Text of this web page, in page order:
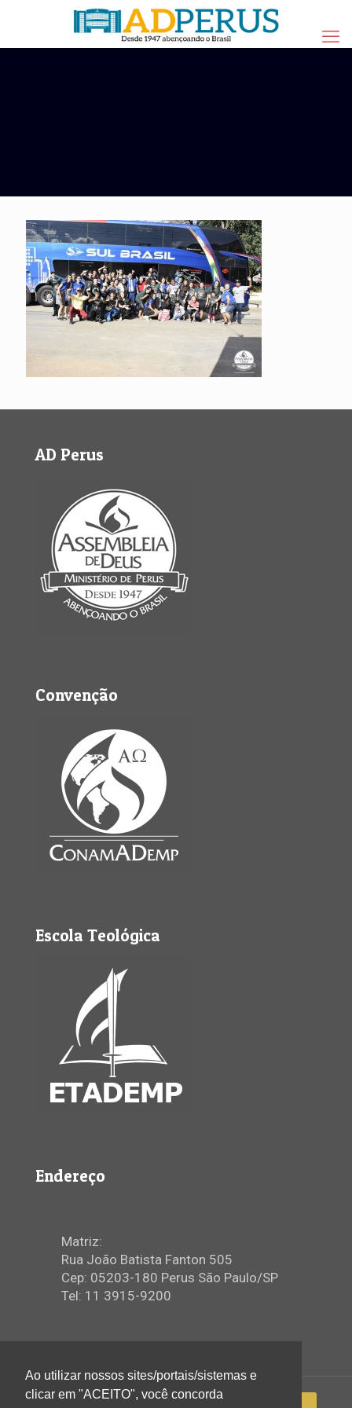
AD Perus
Convenção
Escola Teológica
Endereço
Matriz:
Rua João Batista Fanton 505
Cep: 05203-180 Perus São Paulo/SP
Tel: 11 3915-9200
Ao utilizar nossos sites/portais/sistemas e
clicar em "ACEITO", você concorda